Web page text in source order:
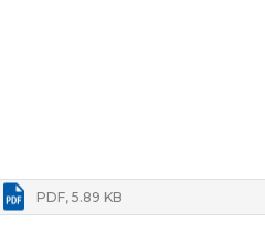
PDF, 5.89 KB